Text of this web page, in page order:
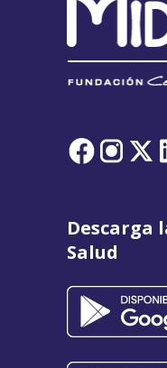
Descarga
Salud